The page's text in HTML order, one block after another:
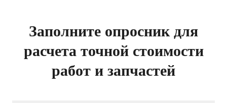
Заполните опросник для
расчета точной стоимости
работ и запчастей